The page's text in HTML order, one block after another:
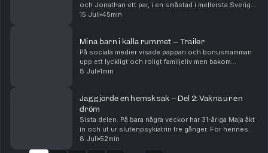
och Jonathan ett par, i en småstad i mellersta Sverige.
Knappt tre år senare har de två barn och en stor
15 Juli 45min
Mina barn i kalla rummet – Trailer
På sociala medier visade pappan och bonusmamman
upp ett lyckligt och roligt familjeliv men bakom
kulisserna utsattes små barn för hänsynslöst våld av
8 Juli 1min
Jag gjorde en hemsk sak – Del 2: Vakna ur en
dröm
Sista delen. På bara några veckor har 31-åriga Maja åkt
in och ut ur slutenpsykiatrin tre gånger. För hennes
nära och kära är det uppenbart att hon inte är sig själv,
utan befinner sig i en psykos. Me...
8 Juli 52min